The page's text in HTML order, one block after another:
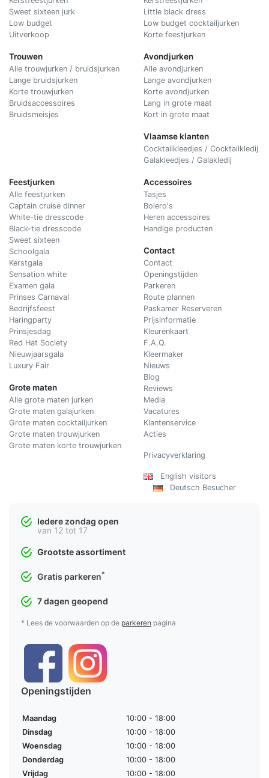
Sweet sixteen jurk
Low budget
Uitverkoop
Trouwen
Alle trouwjurken / bruidsjurken
Lange bruidsjurken
Korte trouwjurken
Bruidsaccessoires
Bruidsmeisjes
Little black dress
Low budget cocktailjurken
Korte feestjurken
Avondjurken
Alle avondjurken
Lange avondjurken
Korte avondjurken
Lang in grote maat
Kort in grote maat
Vlaamse klanten
Cocktailkleedjes / Cocktailkledij
Galakleedjes / Galakledij
Feestjurken
Alle feestjurken
Captain cruise dinner
White-tie dresscode
Black-tie dresscode
Sweet sixteen
Schoolgala
Kerstgala
Sensation white
Examen gala
Prinses Carnaval
Bedrijfsfeest
Haringparty
Prinsjesdag
Red Hat Society
Nieuwjaarsgala
Luxury Fair
Grote maten
Alle grote maten jurken
Grote maten galajurken
Grote maten cocktailjurken
Grote maten trouwjurken
Grote maten korte trouwjurken
Accessoires
Tasjes
Bolero's
Heren accessoires
Handige producten
Contact
Contact
Openingstijden
Parkeren
Route plannen
Paskamer Reserveren
Prijsinformatie
Kleurenkaart
F.A.Q.
Kleermaker
Nieuws
Blog
Reviews
Media
Vacatures
Klantenservice
Acties
Privacyverklaring
English visitors
Deutsch Besucher
Iedere zondag open
van 12 tot 17
Grootste assortiment
Gratis parkeren*
7 dagen geopend
* Lees de voorwaarden op de parkeren pagina
Openingstijden
Maandag
10:00 - 18:00
Dinsdag
10:00 - 18:00
Woensdag
10:00 - 18:00
Donderdag
10:00 - 18:00
Vrijdag
10:00 - 18:00